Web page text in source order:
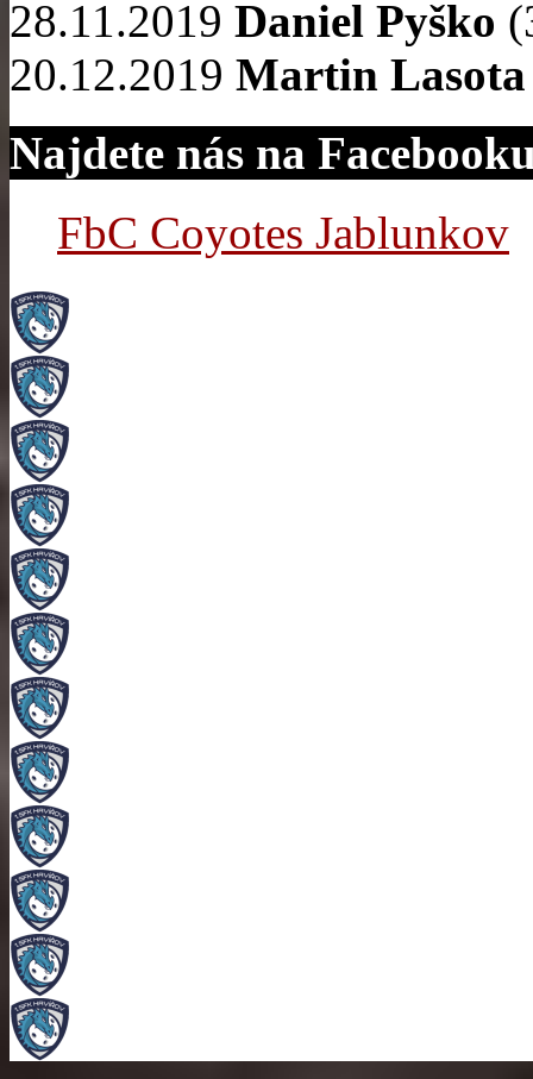
28.11.2019 Daniel Pyško
20.12.2019 Martin Lasota
Najdete nás na
FbC Coyotes Jablunkov